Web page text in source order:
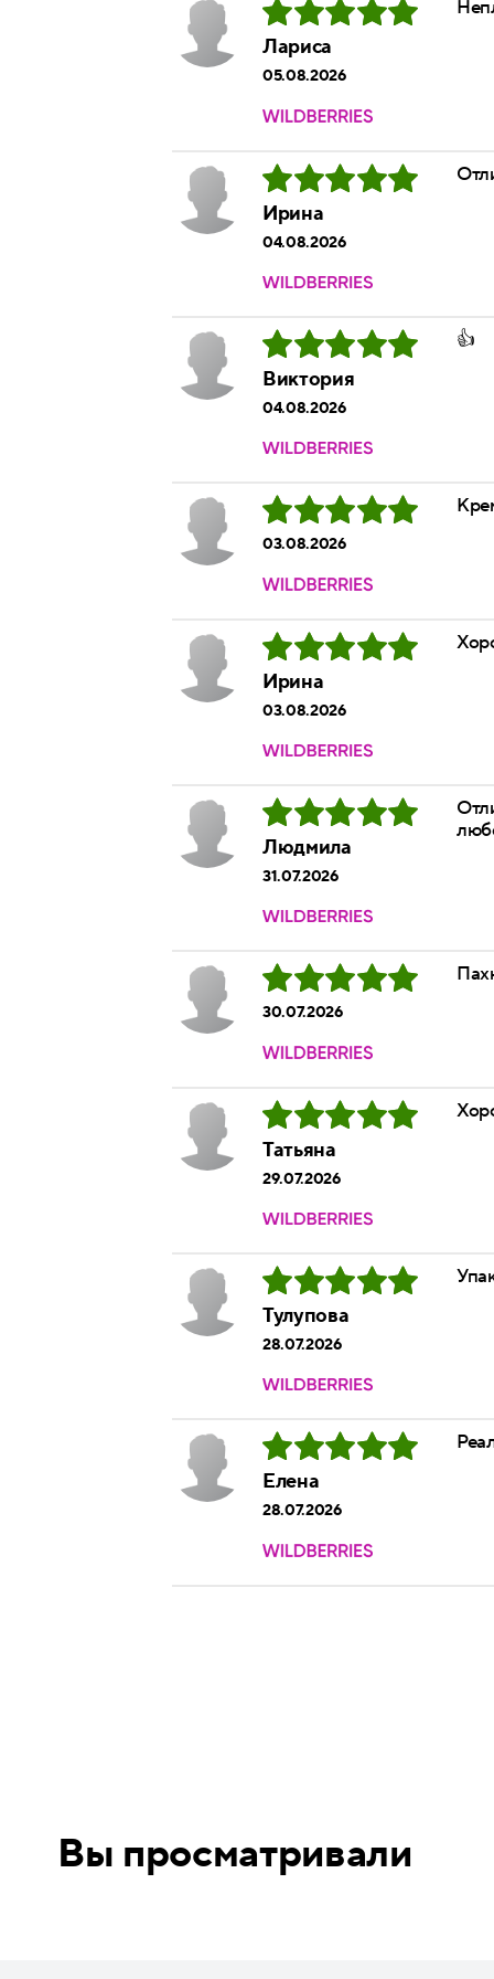
Лариса
05.08.2026
Ирина
04.08.2026
Виктория
04.08.2026
👍
03.08.2026
Ирина
03.08.2026
Людмила
31.07.2026
30.07.2026
Татьяна
29.07.2026
Тулупова
28.07.2026
Елена
28.07.2026
Вы просматривали